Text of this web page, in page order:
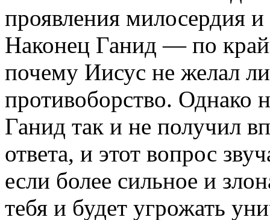
проявления милосердия
Наконец Ганид — по
почему Иисус не желал
противоборство. Однако
Ганид так и не получил
ответа, и этот вопрос
если более сильное и
тебя и будет угрожать